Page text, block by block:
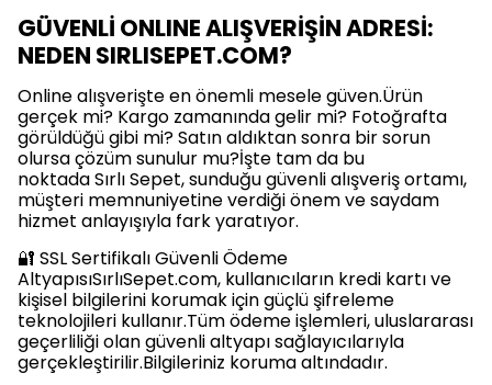
GÜVENLİ ONLINE ALIŞVERİŞİN ADRESİ:
NEDEN SIRLISEPET.COM?
Online alışverişte en önemli mesele güven.Ürün
gerçek mi? Kargo zamanında gelir mi? Fotoğrafta
görüldüğü gibi mi? Satın aldıktan sonra bir sorun
olursa çözüm sunulur mu?İşte tam da bu
noktada Sırlı Sepet, sunduğu güvenli alışveriş ortamı,
müşteri memnuniyetine verdiği önem ve saydam
hizmet anlayışıyla fark yaratıyor.
🔐 SSL Sertifikalı Güvenli Ödeme
AltyapısıSırlıSepet.com, kullanıcıların kredi kartı ve
kişisel bilgilerini korumak için güçlü şifreleme
teknolojileri kullanır.Tüm ödeme işlemleri, uluslararası
geçerliliği olan güvenli altyapı sağlayıcılarıyla
gerçekleştirilir.Bilgileriniz koruma altındadır.